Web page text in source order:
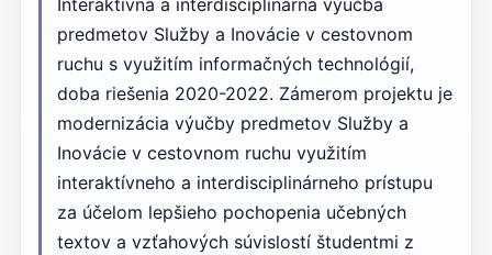
predmetov Služby a Inovácie v cestovnom
ruchu s využitím informačných technológií,
doba riešenia 2020-2022. Zámerom projektu je
modernizácia výučby predmetov Služby a
Inovácie v cestovnom ruchu využitím
interaktívneho a interdisciplinárneho prístupu
za účelom lepšieho pochopenia učebných
textov a vzťahových súvislostí študentmi z